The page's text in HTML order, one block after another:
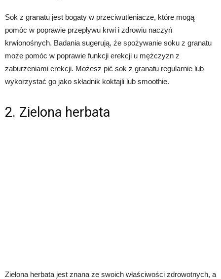
Sok z granatu jest bogaty w przeciwutleniacze, które mogą
pomóc w poprawie przepływu krwi i zdrowiu naczyń
krwionośnych. Badania sugerują, że spożywanie soku z granatu
może pomóc w poprawie funkcji erekcji u mężczyzn z
zaburzeniami erekcji. Możesz pić sok z granatu regularnie lub
wykorzystać go jako składnik koktajli lub smoothie.
2. Zielona herbata
Zielona herbata jest znana ze swoich właściwości zdrowotnych, a